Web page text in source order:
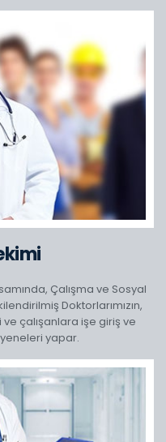
Çalışma ve Sosyal
Doktorlarımızın,
çalışanlara işe giriş ve
yapar.